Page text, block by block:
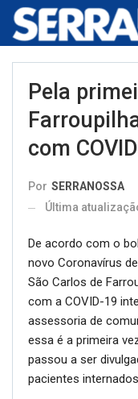
Pela
com
Por SERRANOSSA
Última
De acordo com o
novo Coronavírus
São Carlos de
com a COVID-19
assessoria de
essa é a primeira
passou a ser
pacientes